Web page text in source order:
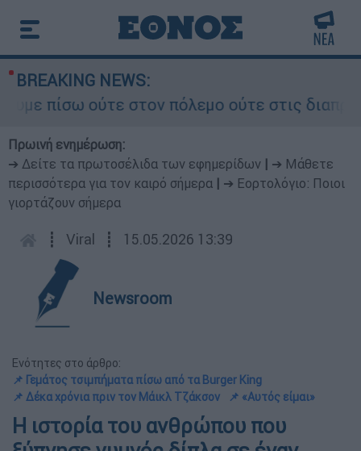
BREAKING NEWS:
ούτε στον πόλεμο ούτε στις
Πρωινή ενημέρωση:
➔ Δείτε τα πρωτοσέλιδα των εφημερίδων
➔ Μάθετε
περισσότερα για τον καιρό σήμερα
➔ Εορτολόγιο: Ποιοι
γιορτάζουν σήμερα
┋ Viral ┋ 15.05.2026 13:39
Newsroom
Ενότητες στο άρθρο:
📌 Γεμάτος τσιμπήματα πίσω από τα Burger King
📌 Δέκα χρόνια πριν τον Μάικλ Τζάκσον
📌 «Αυτός είμαι»
Η ιστορία του ανθρώπου που